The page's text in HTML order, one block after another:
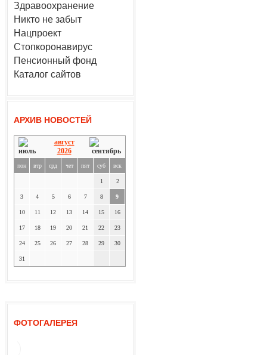
Здравоохранение
Никто не забыт
Нацпроект
Стопкоронавирус
Пенсионный фонд
Каталог сайтов
АРХИВ НОВОСТЕЙ
август
2026
пон втр срд чет пят суб вск
1 2
3 4 5 6 7 8 9
10 11 12 13 14 15 16
17 18 19 20 21 22 23
24 25 26 27 28 29 30
31
ФОТОГАЛЕРЕЯ